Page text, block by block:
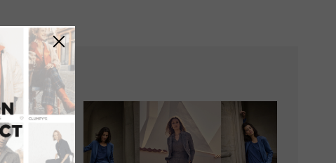
LOGIN VERGETEN
kwijt? Vul het e-mailadres in
dat hoort bij jouw account en klik op
verstuur.